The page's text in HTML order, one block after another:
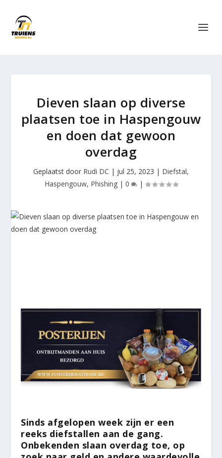
Dieven slaan op diverse
plaatsen toe in Haspengouw
en doen dat gewoon
overdag
Geplaatst door Rudi DC | jul 25, 2023 | Diefstal,
Haspengouw, Phishing| 0 |
Sinds afgelopen week zijn er een
reeks diefstallen aan de gang.
Onbekenden slaan overdag toe, op